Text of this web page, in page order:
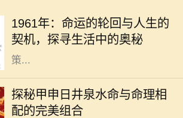
1961年：命运的轮回与人生的
契机，探寻生活中的奥秘
一年，许多人经历了生命中的重大转
折，也采取了改变人生方向的重要决
策...
探秘甲申日井泉水命与命理相
配的完美组合
在庞大的命理学世界中，甲申日井泉
水命是其中的一颗璀璨明珠。它所象
征的内涵和特质，使得它在众多命格
中拥有独特的魅力和影响力。命理学